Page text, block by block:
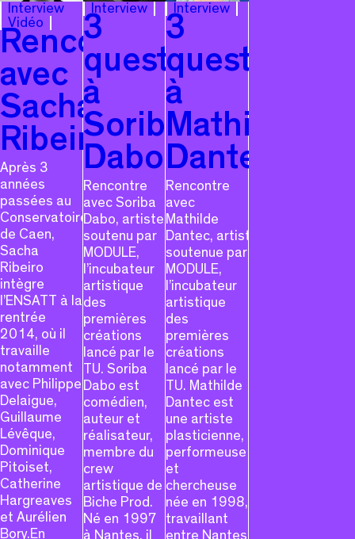
Interview
Vidéo
Rencontre
avec
Sacha
Ribeiro
Après 3
années
passées au
Conservatoire
de Caen,
Sacha
Ribeiro
intègre
l’ENSATT à la
rentrée
2014, où il
travaille
notamment
avec Philippe
Delaigue,
Guillaume
Lévêque,
Dominique
Pitoiset,
Catherine
Hargreaves
et Aurélien
Bory.En
Interview
3
questions
à
Soriba
Dabo
Rencontre
avec Soriba
Dabo, artiste
soutenu par
MODULE,
l’incubateur
artistique
des
premières
créations
lancé par le
TU. Soriba
Dabo est
comédien,
auteur et
réalisateur,
membre du
crew
artistique de
Biche Prod.
Né en 1997
à Nantes, il
Interview
3
questions
à
Mathilde
Dantec
Rencontre
avec
Mathilde
Dantec, artiste
soutenue par
MODULE,
l’incubateur
artistique
des
premières
créations
lancé par le
TU. Mathilde
Dantec est
une artiste
plasticienne,
performeuse
et
chercheuse
née en 1998,
travaillant
entre Nantes